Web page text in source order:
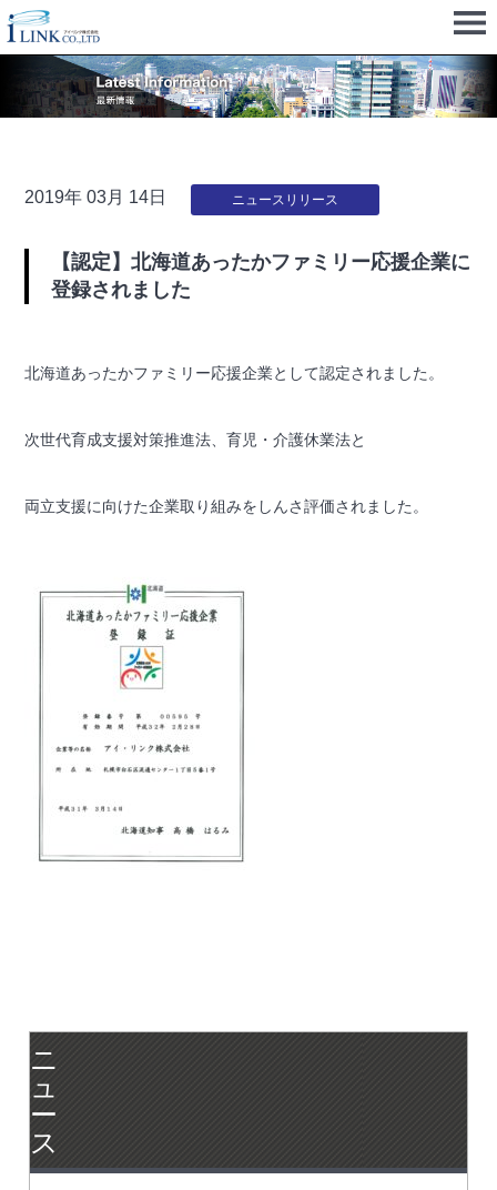
2019年 03月 14日 ニュースリリース
【認定】北海道あったかファミリー応援企業に
登録されました
北海道あったかファミリー応援企業として認定されました。
次世代育成支援対策推進法、育児・介護休業法と
両立支援に向けた企業取り組みをしんさ評価されました。
ニ
ュ
ー
ス